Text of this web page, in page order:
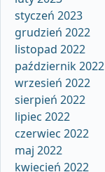
styczeń 2023
grudzień 2022
listopad 2022
październik 2022
wrzesień 2022
sierpień 2022
lipiec 2022
czerwiec 2022
maj 2022
kwiecień 2022